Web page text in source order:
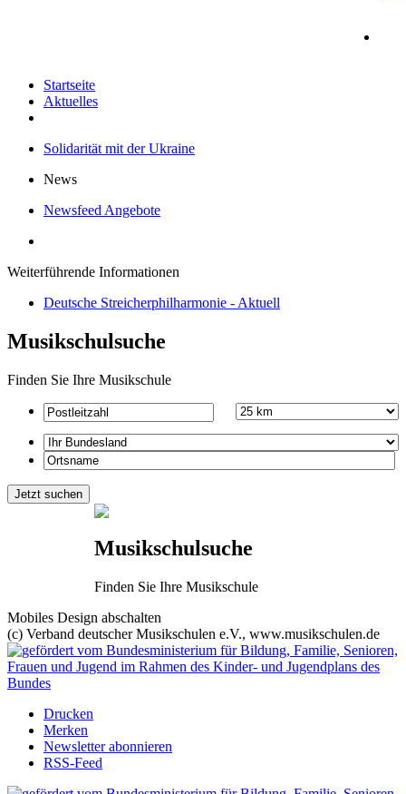
Startseite
Aktuelles
Solidarität mit der Ukraine
News
Newsfeed Angebote
Weiterführende Informationen
Deutsche Streicherphilharmonie - Aktuell
Musikschulsuche
Finden Sie Ihre Musikschule
Musikschulsuche
Finden Sie Ihre Musikschule
Mobiles Design abschalten
(c) Verband deutscher Musikschulen e.V., www.musikschulen.de
Drucken
Merken
Newsletter abonnieren
RSS-Feed